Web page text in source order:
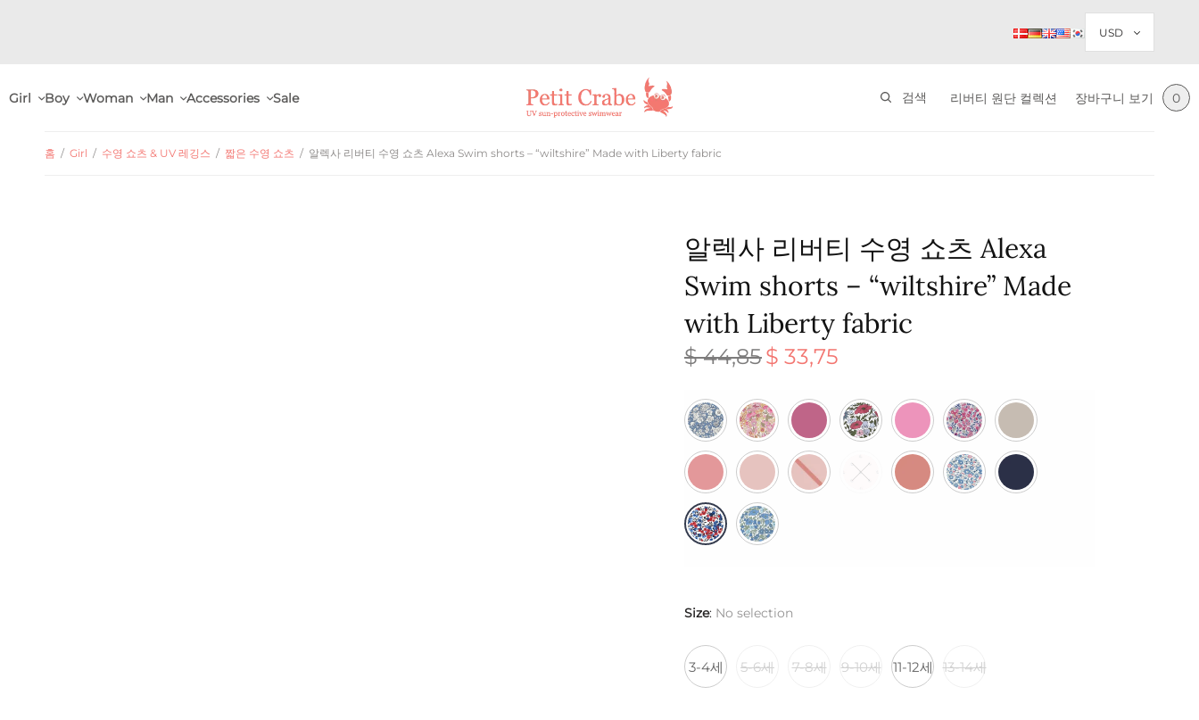
Girl Boy Woman Man Accessories Sale 검색 리버티 원단 컬렉션 장바구니 보기 0
홈 / Girl / 수영 쇼츠 & UV 레깅스 / 짧은 수영 쇼츠 / 알렉사 리버티 수영 쇼츠 Alexa Swim shorts – “wiltshire” Made with Liberty fabric
알렉사 리버티 수영 쇼츠 Alexa
Swim shorts – “wiltshire” Made
with Liberty fabric
$44,85 원래 가
격:
$ 33,75
Size: No selection
3-4세 5-6세 7-8세 9-10세 11-12세 13-14세